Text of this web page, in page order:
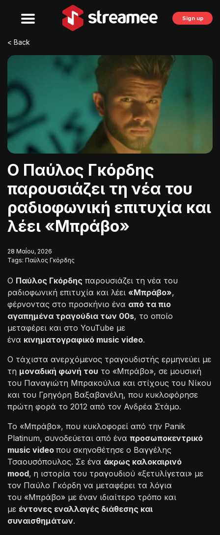
Sign up
< Back
Ο Παύλος Γκόρδης
παρουσιάζει τη νέα του
ραδιοφωνική επιτυχία και
λέει «Μπράβο»
28 Μαΐου, 2026
Tags: Παύλος Γκόρδης
Ο Παύλος Γκόρδης παρουσιάζει τη νέα του
ραδιοφωνική επιτυχία και λέει «Μπράβο»,
φέρνοντας στο προσκήνιο ένα από τα πιο
αγαπημένα τραγούδια των 00s, το οποίο
μεταφέρει και στο YouTube με
ένα κινηματογραφικό music video.
Ο τάχιστα ανερχόμενος τραγουδιστής ερμηνεύει με
τη μοναδική φωνή του το «Μπράβο», σε μουσική
του Παναγιώτη Μπρακούλια και στίχους του Νίκου
και του Γρηγόρη Βαξαβανέλη, που κυκλοφόρησε
πρώτη φορά το 2012 από τον Ανδρέα Στάμο.
Το «Μπράβο», που κυκλοφορεί από την Panik
Platinum, συνοδεύεται από ένα προσωποκεντρικό
music video που σκηνοθέτησε ο Βαγγέλης
Τσαουσόπουλος. Σε ένα άκρως καλοκαιρινό
mood, η ιστορία του τραγουδιού «ξετυλίγεται» με
τον Παύλο Γκόρδη να μεταφέρει τα λόγια
του «Μπράβο» με έναν ιδιαίτερο τρόπο και
με έντονες εναλλαγές διάθεσης και
συναισθημάτων.